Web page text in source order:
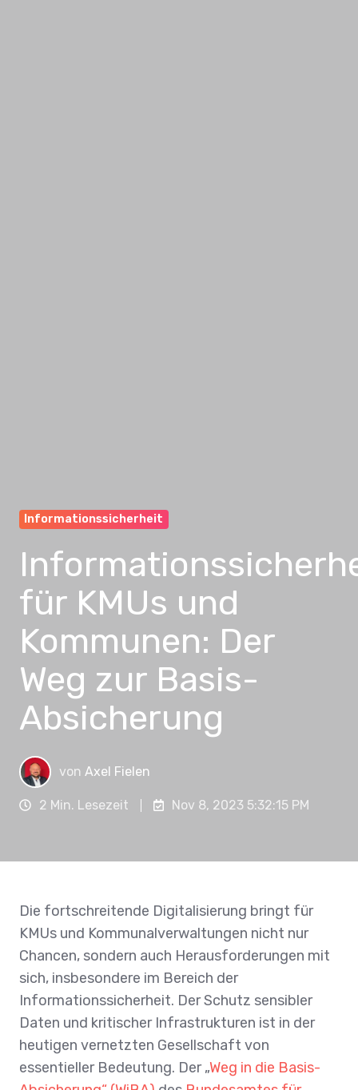
Informationssicherheit
für KMUs und
Kommunen: Der
Weg zur Basis-
Absicherung
vonAxel Fielen
2 Min. Lesezeit Nov 8, 2023 5:32:15 PM
Die fortschreitende Digitalisierung bringt für
KMUs und Kommunalverwaltungen nicht nur
Chancen, sondern auch Herausforderungen mit
sich, insbesondere im Bereich der
Informationssicherheit. Der Schutz sensibler
Daten und kritischer Infrastrukturen ist in der
heutigen vernetzten Gesellschaft von
essentieller Bedeutung. Der „Weg in die Basis-